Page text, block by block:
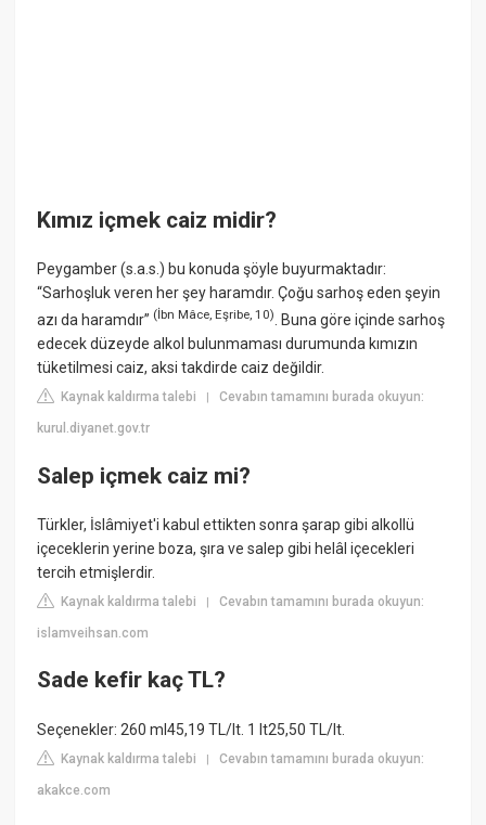
Kımız içmek caiz midir?
Peygamber (s.a.s.) bu konuda şöyle buyurmaktadır:
“Sarhoşluk veren her şey haramdır. Çoğu sarhoş eden şeyin
azı da haramdır” (İbn Mâce, Eşribe, 10)
. Buna göre içinde sarhoş
edecek düzeyde alkol bulunmaması durumunda kımızın
tüketilmesi caiz, aksi takdirde caiz değildir.
Kaynak kaldırma talebi |Cevabın tamamını burada okuyun:
kurul.diyanet.gov.tr
Salep içmek caiz mi?
Türkler, İslâmiyet'i kabul ettikten sonra şarap gibi alkollü
içeceklerin yerine boza, şıra ve salep gibi helâl içecekleri
tercih etmişlerdir.
Kaynak kaldırma talebi |Cevabın tamamını burada okuyun:
islamveihsan.com
Sade kefir kaç TL?
Seçenekler: 260 ml45,19 TL/lt. 1 lt25,50 TL/lt.
Kaynak kaldırma talebi |Cevabın tamamını burada okuyun:
akakce.com